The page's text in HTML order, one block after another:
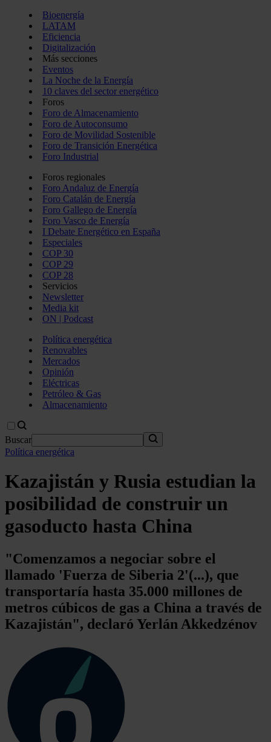
Bioenergía
LATAM
Eficiencia
Digitalización
Más secciones
Eventos
La Noche de la Energía
10 claves del sector energético
Foros
Foro de Almacenamiento
Foro de Autoconsumo
Foro de Movilidad Sostenible
Foro de Transición Energética
Foro Industrial
Foros regionales
Foro Andaluz de Energía
Foro Catalán de Energía
Foro Gallego de Energía
Foro Vasco de Energía
I Debate Energético en España
Especiales
COP 30
COP 29
COP 28
Servicios
Newsletter
Media kit
ON | Podcast
Política energética
Renovables
Mercados
Opinión
Eléctricas
Petróleo & Gas
Almacenamiento
Buscar
Política energética
Kazajistán y Rusia estudian la
posibilidad de construir un
gasoducto hasta China
"Comenzamos a negociar sobre el
llamado 'Fuerza de Siberia 2'(...), que
transportaría hasta 35.000 millones de
metros cúbicos de gas a China a través de
Kazajistán", declaró Yerlán Akkedzénov